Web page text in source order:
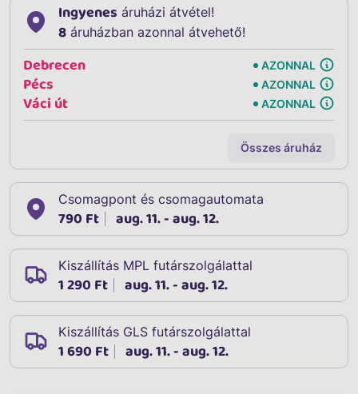
Ingyenes áruházi átvétel!
8 áruházban azonnal átvehető!
Debrecen AZONNAL
Pécs AZONNAL
Váci út AZONNAL
Összes áruház
Csomagpont és csomagautomata
790 Ft aug. 11. - aug. 12.
Kiszállítás MPL futárszolgálattal
1 290 Ft aug. 11. - aug. 12.
Kiszállítás GLS futárszolgálattal
1 690 Ft aug. 11. - aug. 12.